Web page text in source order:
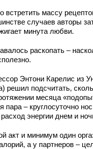
встретить массу
случаев авторы
минута любви.
раскопать –
Энтони Карелис из
решил подсчитать,
месяца
пара – круглосуточно
энергии днем и
акт и минимум один
а у партнеров –